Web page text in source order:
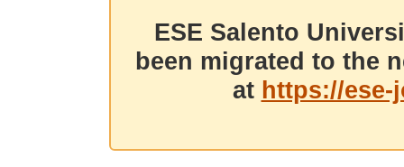
ESE Salento
been migrated to the
at https://